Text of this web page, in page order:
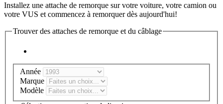
Installez une attache de remorque sur votre voiture, votre camion ou
votre VUS et commencez à remorquer dès aujourd'hui!
Trouver des attaches de remorque et du câblage
Année
Marque
Modèle